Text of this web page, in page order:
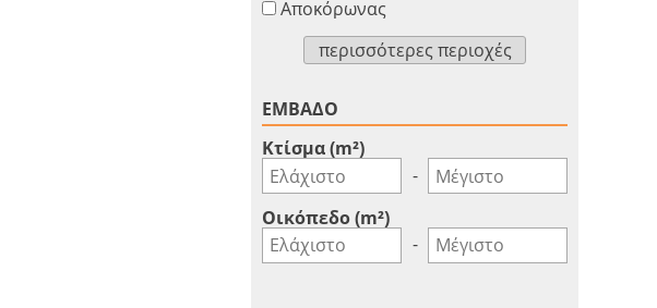
Αποκόρωνας
περισσότερες περιοχές
ΕΜΒΑΔΟ
Κτίσμα (m²)
-
Οικόπεδο (m²)
-